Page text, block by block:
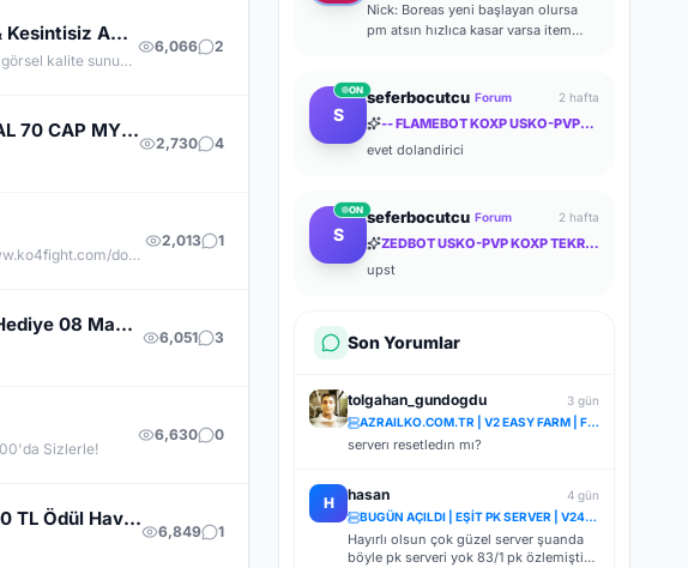
ForgottenKO | 64 Bit MYKO | Uzun Vadeli Sunucu | Hemen Katıl | Haftalık Ödüller & Kesintisiz Aksiyon
Oyun, tam HD desteğiyle tamamen optimize edilmiş x64-bit EXE üzerinde çalışarak gelişmiş performans ve görsel kalite sunuyor. Oyuncular, hem İngilizce hem de Türkçe olarak sunulan gelişmiş seçenek ayarlarının yanı sıra, maksimum kolaylık için Karakter Seçme Sistemi, Klan Transfer Sistemi ve Otomatik Yeniden Bağlanma özelliğinden de yararlanabilirler. Ayrıca oyun içi video kayıt sistemi, Mage TP etkinleştirme/devre dışı bırakma ve güvenli Karakter Seal sistemi de entegre ettik. Kraliyet Pelerinle
6,066 2
✅ THEHİTKO.COM ✅ ▌ TAMAMEN ÜCRETSİZ PUS ▌ 8 MAYIS CUMA 21:00 ▌ORJINAL 70 CAP MYKO
2,730 4
WEB SİTE : https://www.ko4fight.com/ OYUN REHBERİ: https://www.ko4fight.com/ OYUNU İNDİR: https://www.ko4fight.com/downloads
2,013 1
EskiKnightOnline v25xMyko Server Ön Kayıt Olan Herkese Ful Puss Starter Paket Hediye 08 Mayıs 22:00!
6,051 3
Sizlerle!
6,630 0
AkinGaming.net ▌Yeni Sunucu ''DESTAN'' 22 Mayıs Offi̇ci̇al Time 22:00 ▌2.000.000 TL Ödül Havuzu▌Myko
6,849 1
Nick: Boreas yeni başlayan olursa
pm atsın hızlıca kasar varsa item
S
ON seferbocutcu Forum 2 hafta
-- FLAMEBOT KOXP USKO-PVP-STEAM GEÇERLİ PRİVETE KOXP--
evet dolandirici
S
ON seferbocutcu Forum 2 hafta
ZEDBOT USKO-PVP KOXP TEKRAR SİZLERLE!
upst
Son Yorumlar
tolgahan_gundogdu
3 gün
AZRAILKO.COM.TR | V2 EASY FARM | FULL PUS | ŞİMDİ AÇILDI | İNDİR BAŞLA
serverı resetledın mı?
H hasan
4 gün
BUGÜN AÇILDI | EŞİT PK SERVER | V24XXX | 83/1 LEVEL FULL İTEM | İTEM SATIŞI YOKTUR
Hayırlı olsun çok güzel server şuanda
böyle pk serveri yok 83/1 pk özlemiştik